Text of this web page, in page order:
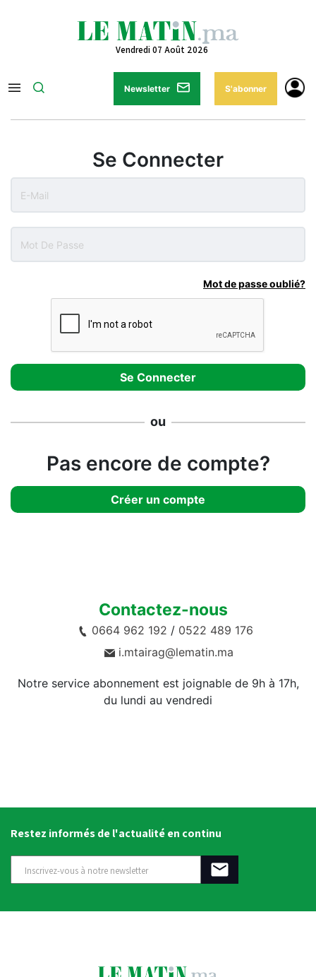
Vendredi 07 Août 2026
Newsletter S'abonner
Se Connecter
Mot de passe oublié?
ou
Pas encore de compte?
Créer un compte
Contactez-nous
0664 962 192 / 0522 489 176
i.mtairag@lematin.ma
Notre service abonnement est joignable de 9h à 17h,
du lundi au vendredi
Restez informés de l'actualité en continu